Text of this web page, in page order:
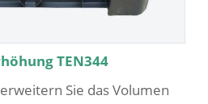
TEN344
Sie das Volumen